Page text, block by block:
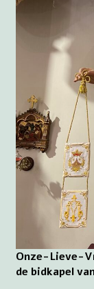
Onze-Lieve-
de bidkapel